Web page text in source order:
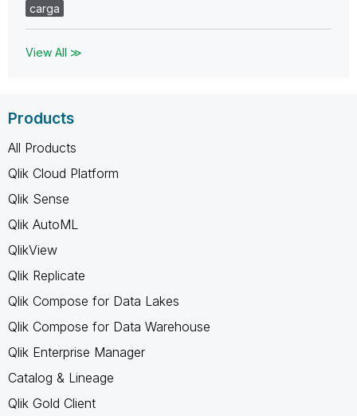
carga
View All ≫
Products
All Products
Qlik Cloud Platform
Qlik Sense
Qlik AutoML
QlikView
Qlik Replicate
Qlik Compose for Data Lakes
Qlik Compose for Data Warehouse
Qlik Enterprise Manager
Catalog & Lineage
Qlik Gold Client